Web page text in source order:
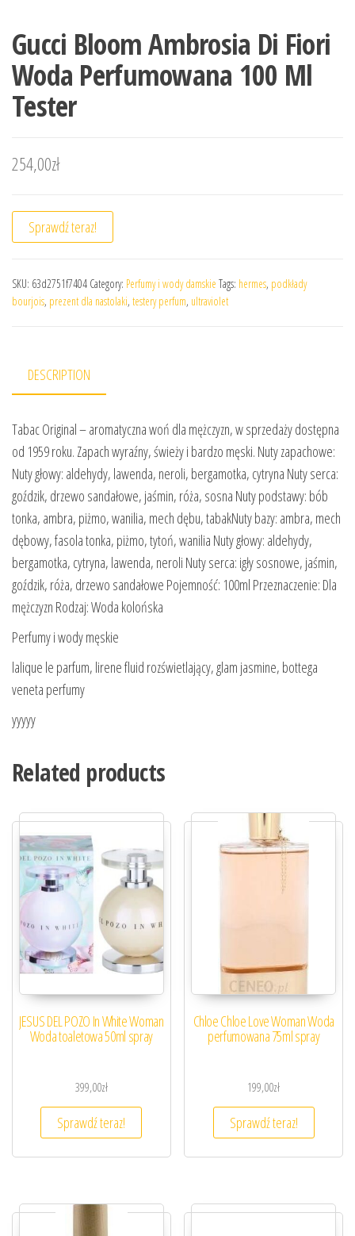
Gucci Bloom Ambrosia Di Fiori
Woda Perfumowana 100 Ml
Tester
254,00zł
Sprawdź teraz!
SKU: 63d2751f7404 Category: Perfumy i wody damskie Tags: hermes, podkłady
bourjois, prezent dla nastolaki, testery perfum, ultraviolet
DESCRIPTION
Tabac Original – aromatyczna woń dla mężczyzn, w sprzedaży dostępna
od 1959 roku. Zapach wyraźny, świeży i bardzo męski. Nuty zapachowe:
Nuty głowy: aldehydy, lawenda, neroli, bergamotka, cytryna Nuty serca:
goździk, drzewo sandałowe, jaśmin, róża, sosna Nuty podstawy: bób
tonka, ambra, piżmo, wanilia, mech dębu, tabakNuty bazy: ambra, mech
dębowy, fasola tonka, piżmo, tytoń, wanilia Nuty głowy: aldehydy,
bergamotka, cytryna, lawenda, neroli Nuty serca: igły sosnowe, jaśmin,
goździk, róża, drzewo sandałowe Pojemność: 100ml Przeznaczenie: Dla
mężczyzn Rodzaj: Woda kolońska
Perfumy i wody męskie
lalique le parfum, lirene fluid rozświetlający, glam jasmine, bottega
veneta perfumy
yyyyy
Related products
JESUS DEL POZO In White Woman
Woda toaletowa 50ml spray
399,00zł
Sprawdź teraz!
Chloe Chloe Love Woman Woda
perfumowana 75ml spray
199,00zł
Sprawdź teraz!